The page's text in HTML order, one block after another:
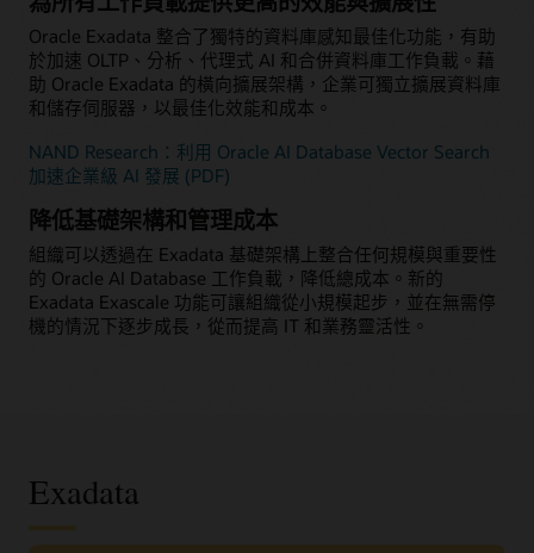
Oracle Exadata 整合了獨特的資料庫感知最佳化功能，有助
於加速 OLTP、分析、代理式 AI 和合併資料庫工作負載。藉
助 Oracle Exadata 的橫向擴展架構，企業可獨立擴展資料庫
和儲存伺服器，以最佳化效能和成本。
NAND Research：利用 Oracle AI Database Vector Search
加速企業級 AI 發展 (PDF)
降低基礎架構和管理成本
組織可以透過在 Exadata 基礎架構上整合任何規模與重要性
的 Oracle AI Database 工作負載，降低總成本。新的
Exadata Exascale 功能可讓組織從小規模起步，並在無需停
機的情況下逐步成長，從而提高 IT 和業務靈活性。
Exadata